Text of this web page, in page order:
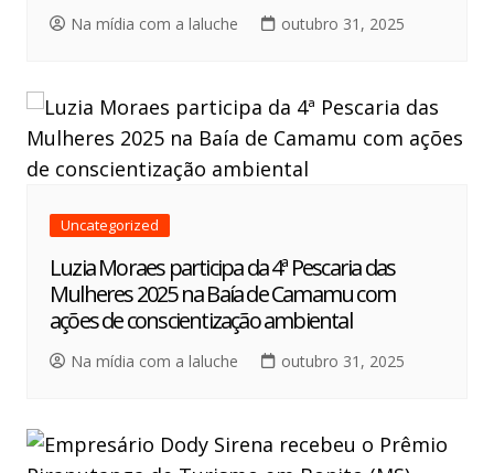
Na mídia com a laluche outubro 31, 2025
Uncategorized
Luzia Moraes participa da 4ª Pescaria das
Mulheres 2025 na Baía de Camamu com
ações de conscientização ambiental
Na mídia com a laluche outubro 31, 2025